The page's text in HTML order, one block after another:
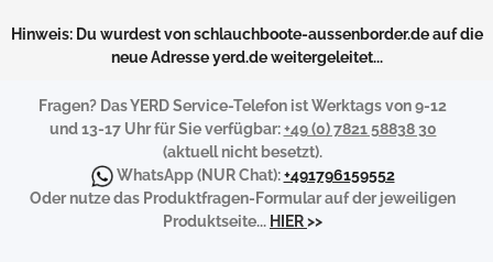
Hinweis: Du wurdest von schlauchboote-aussenborder.de auf die
neue Adresse yerd.de weitergeleitet...
Fragen? Das YERD Service-Telefon ist Werktags von 9-12
und 13-17 Uhr für Sie verfügbar:+49 (0) 7821 58838 30
(aktuell nicht besetzt).
WhatsApp(NUR Chat):+491796159552
Oder nutze das Produktfragen-Formular auf der jeweiligen
Produktseite... HIER>>